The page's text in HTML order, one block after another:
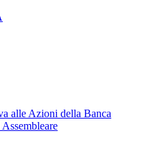
alle Azioni della Banca